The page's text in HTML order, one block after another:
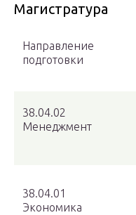
Магистратура
Направление
подготовки
38.04.02
Менеджмент
38.04.01
Экономика